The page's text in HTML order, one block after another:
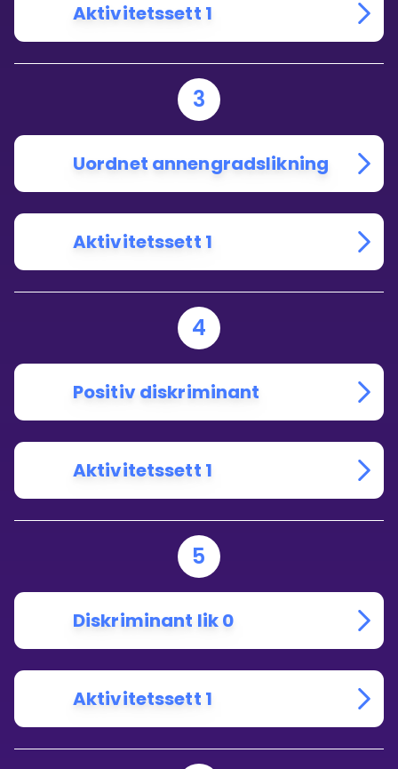
Aktivitetssett 1
3
Uordnet annengradslikning
Aktivitetssett 1
4
Positiv diskriminant
Aktivitetssett 1
5
Diskriminant lik 0
Aktivitetssett 1